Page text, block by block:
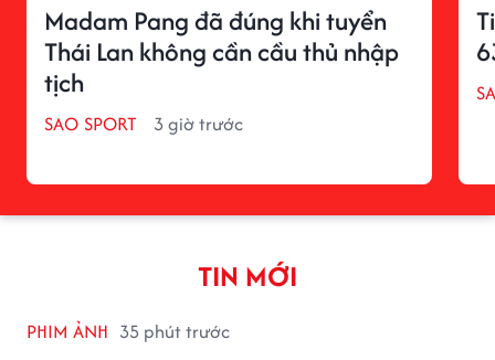
Madam Pang đã đúng khi tuyển
Thái Lan không cần cầu thủ nhập
tịch
SAO SPORT 3 giờ trước
TIN MỚI
PHIM ẢNH 35 phút trước